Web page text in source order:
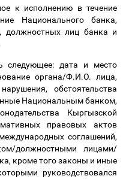
к исполнению в течение
Национального банка,
должностных лиц банка и
следующее: дата и место
органа/Ф.И.О. лица,
обстоятельства
Национальным банком,
Кыргызской
правовых актов
соглашений,
должностными лицами/
кроме того законы и иные
руководствовался